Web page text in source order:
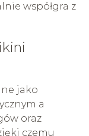
współgra z
jako
a
oraz
czemu